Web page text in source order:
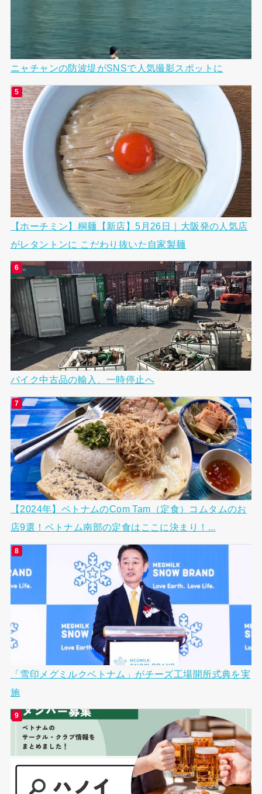
ニャチャンの防波堤がSNSで人気撮影スポットに
【ホーチミン】桐麺【新店】5月26日｜大阪発の人気店
がレタントンに こだわり抜いた自家製麺
バイク中古品の輸入、一時停止へ
【2024年】ベトナムのCom Tam（定食）コムタムのお
店9選！ベトナム南部の定食はここに決まり！...
「雪印メグミルクベトナム」がチーズ工場開所式典を実
施